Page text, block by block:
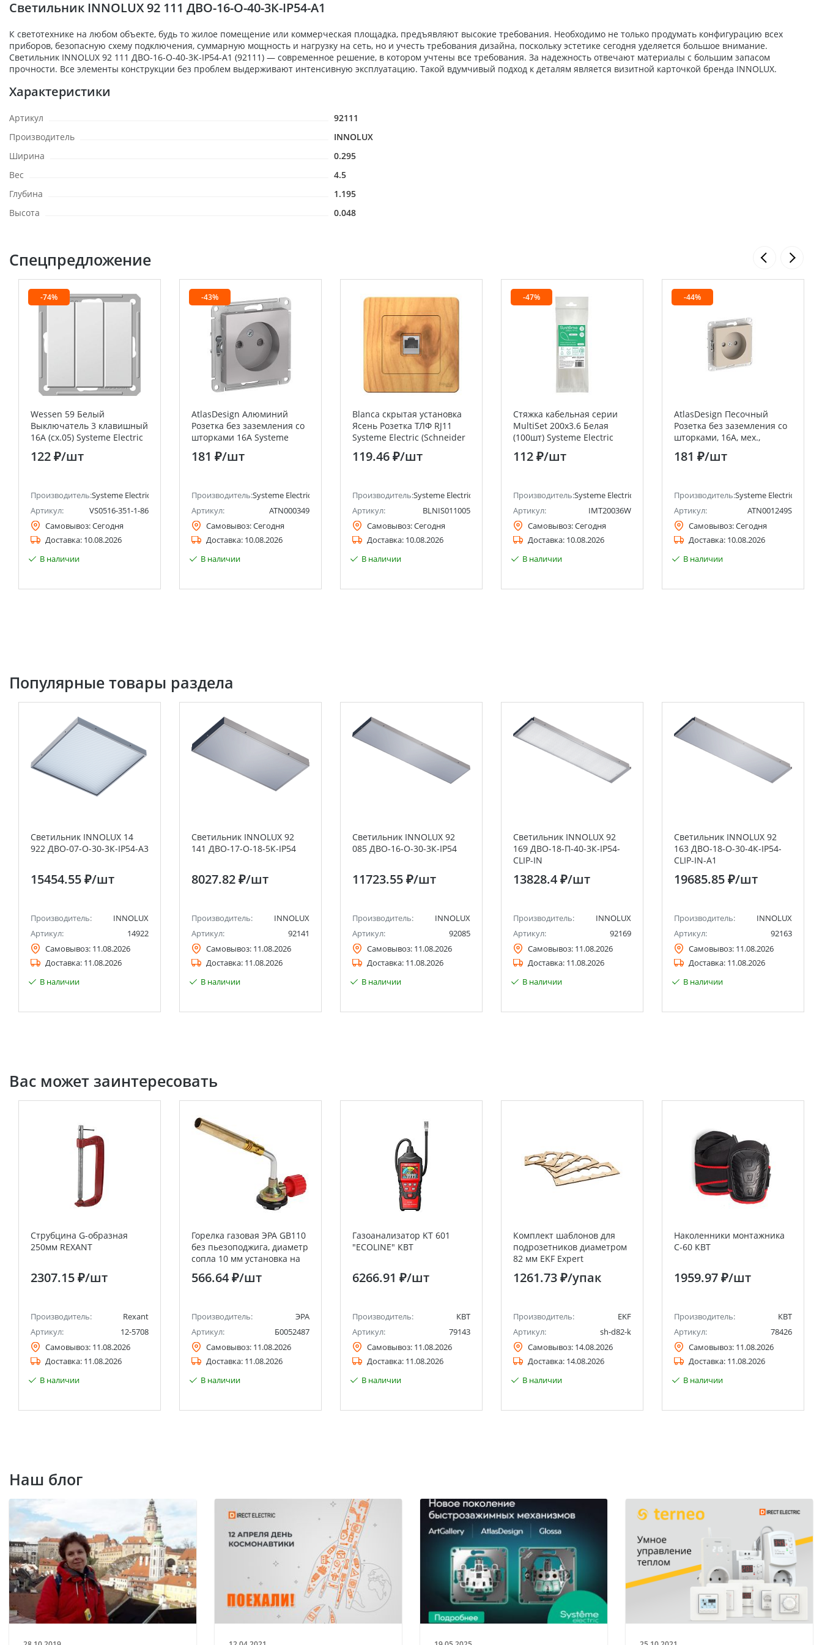
Светильник INNOLUX 92 111 ДВО-16-О-40-3К-IP54-A1
К светотехнике на любом объекте, будь то жилое помещение или коммерческая площадка, предъявляют высокие требования. Необходимо не только продумать конфигурацию всех
приборов, безопасную схему подключения, суммарную мощность и нагрузку на сеть, но и учесть требования дизайна, поскольку эстетике сегодня уделяется большое внимание.
Светильник INNOLUX 92 111 ДВО-16-О-40-3К-IP54-A1 (92111) — современное решение, в котором учтены все требования. За надежность отвечают материалы с большим запасом
прочности. Все элементы конструкции без проблем выдерживают интенсивную эксплуатацию. Такой вдумчивый подход к деталям является визитной карточкой бренда INNOLUX.
Характеристики
Артикул
92111
Производитель
INNOLUX
Ширина
0.295
Вес
4.5
Глубина
1.195
Высота
0.048
Спецпредложение
Schneider Electric)
-74%
Wessen 59 Белый
Выключатель 3 клавишный
16А (сх.05) Systeme Electric
(Schneider Electric)
122 ₽/шт
Производитель:Systeme Electric (ранее Schneider Electric)
Артикул:
VS0516-351-1-86
Самовывоз:Сегодня
Доставка: 10.08.2026
В наличии
-43%
AtlasDesign Алюминий
Розетка без заземления со
шторками 16А Systeme
Electric (Schneider Electric)
181 ₽/шт
Производитель:Systeme Electric (ранее Schneider Electric)
Артикул:
ATN000349
Самовывоз:Сегодня
Доставка: 10.08.2026
В наличии
Blanca скрытая установка
Ясень Розетка ТЛФ RJ11
Systeme Electric (Schneider
119.46 ₽/шт
Производитель:Systeme Electric (ранее Schneider Electric)
Артикул:
BLNIS011005
Самовывоз:Сегодня
Доставка: 10.08.2026
В наличии
-47%
Стяжка кабельная серии
MultiSet 200х3.6 Белая
(100шт) Systeme Electric
(Schneider Electric)
112 ₽/шт
Производитель:Systeme Electric (ранее Schneider Electric)
Артикул:
IMT20036W
Самовывоз:Сегодня
Доставка: 10.08.2026
В наличии
-44%
AtlasDesign Песочный
Розетка без заземления со
шторками, 16А, мех.,
быстрозажим. клемм
181 ₽/шт
Производитель:Systeme Electric
Артикул:
ATN001249S
Самовывоз:Сегодня
Доставка: 10.08.2026
В наличии
Популярные товары раздела
Светильник INNOLUX 14
922 ДВО-07-О-30-3К-IP54-A3
15454.55 ₽/шт
Производитель:
INNOLUX
Артикул:
14922
Самовывоз: 11.08.2026
Доставка: 11.08.2026
В наличии
Светильник INNOLUX 92
141 ДВО-17-О-18-5К-IP54
8027.82 ₽/шт
Производитель:
INNOLUX
Артикул:
92141
Самовывоз: 11.08.2026
Доставка: 11.08.2026
В наличии
Светильник INNOLUX 92
085 ДВО-16-O-30-3К-IP54
11723.55 ₽/шт
Производитель:
INNOLUX
Артикул:
92085
Самовывоз: 11.08.2026
Доставка: 11.08.2026
В наличии
Светильник INNOLUX 92
169 ДВО-18-П-40-3К-IP54-
CLIP-IN
13828.4 ₽/шт
Производитель:
INNOLUX
Артикул:
92169
Самовывоз: 11.08.2026
Доставка: 11.08.2026
В наличии
Светильник INNOLUX 92
163 ДВО-18-O-30-4К-IP54-
CLIP-IN-A1
19685.85 ₽/шт
Производитель:
INNOLUX
Артикул:
92163
Самовывоз: 11.08.2026
Доставка: 11.08.2026
В наличии
Вас может заинтересовать
Струбцина G-образная
250мм REXANT
2307.15 ₽/шт
Производитель:
Rexant
Артикул:
12-5708
Самовывоз: 11.08.2026
Доставка: 11.08.2026
В наличии
Горелка газовая ЭРА GB110
без пьезоподжига, диаметр
сопла 10 мм установка на
566.64 ₽/шт
Производитель:
ЭРА
Артикул:
Б0052487
Самовывоз: 11.08.2026
Доставка: 11.08.2026
В наличии
Газоанализатор KT 601
"ECOLINE" КВТ
6266.91 ₽/шт
Производитель:
КВТ
Артикул:
79143
Самовывоз: 11.08.2026
Доставка: 11.08.2026
В наличии
Комплект шаблонов для
подрозетников диаметром
82 мм EKF Expert
1261.73 ₽/упак
Производитель:
EKF
Артикул:
sh-d82-k
Самовывоз: 14.08.2026
Доставка: 14.08.2026
В наличии
Наколенники монтажника
С-60 КВТ
1959.97 ₽/шт
Производитель:
КВТ
Артикул:
78426
Самовывоз: 11.08.2026
Доставка: 11.08.2026
В наличии
Наш блог